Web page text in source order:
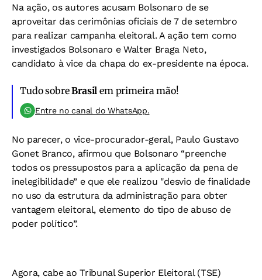
Na ação, os autores acusam Bolsonaro de se
aproveitar das cerimônias oficiais de 7 de setembro
para realizar campanha eleitoral. A ação tem como
investigados Bolsonaro e Walter Braga Neto,
candidato à vice da chapa do ex-presidente na época.
Tudo sobreBrasil em primeira mão!
Entre no canal do WhatsApp.
No parecer, o vice-procurador-geral, Paulo Gustavo
Gonet Branco, afirmou que Bolsonaro “preenche
todos os pressupostos para a aplicação da pena de
inelegibilidade” e que ele realizou "desvio de finalidade
no uso da estrutura da administração para obter
vantagem eleitoral, elemento do tipo de abuso de
poder político”.
Agora, cabe ao Tribunal Superior Eleitoral (TSE)